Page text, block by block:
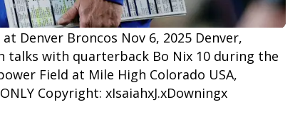
Denver Broncos Nov 6, 2025 Denver,
talks with quarterback Bo Nix 10 during the
Field at Mile High Colorado USA,
Copyright: xIsaiahxJ.xDowningx